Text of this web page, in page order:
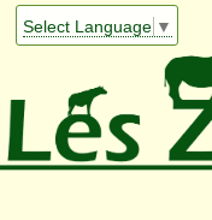
Select Language ▼